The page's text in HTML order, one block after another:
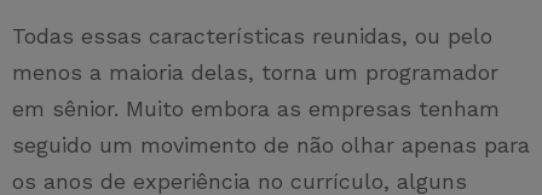
Todas essas características reunidas, ou pelo
menos a maioria delas, torna um programador
em sênior. Muito embora as empresas tenham
seguido um movimento de não olhar apenas para
os anos de experiência no currículo, alguns